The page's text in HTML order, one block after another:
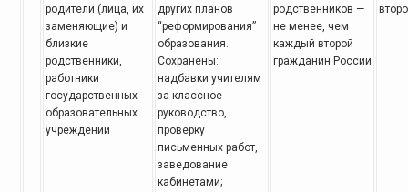
родители (лица, их
заменяющие) и
близкие
родственники,
работники
государственных
образовательных
учреждений
другихпланов
“реформирования”
образования.
Сохранены:
надбавки учителям
за классное
руководство,
проверку
письменных работ,
заведование
кабинетами;
родственников —
не менее, чем
каждый второй
гражданин России